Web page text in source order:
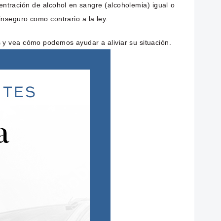
de alcohol en sangre (alcoholemia) igual o
como contrario a la ley.
vea cómo podemos ayudar a aliviar su situación.